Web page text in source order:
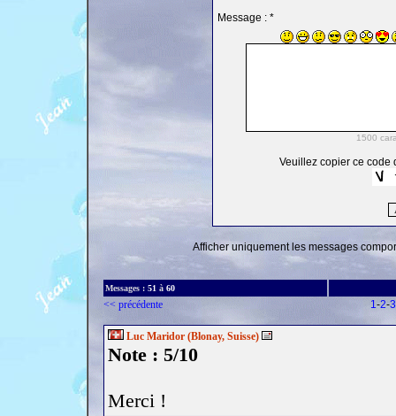
Message : *
Veuillez copier ce code
Afficher uniquement les messages
Messages : 51 à 60
<< précédente 1-2-3
Luc Maridor (Blonay, Suisse)
Note : 5/10
Merci !